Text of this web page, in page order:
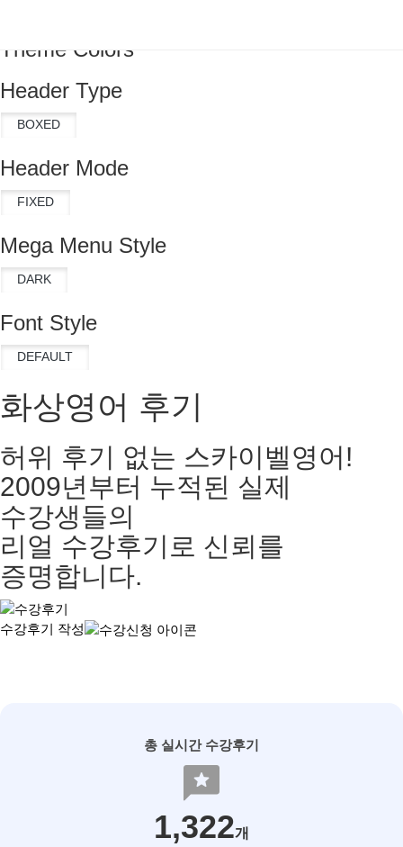
Theme Colors
Header Type
Header Mode
Mega Menu Style
Font Style
화상영어 후기
허위 후기 없는 스카이벨영어!
2009년부터 누적된 실제
수강생들의
리얼 수강후기로 신뢰를
증명합니다.
수강후기 작성
총 실시간 수강후기
reviews
1,322개